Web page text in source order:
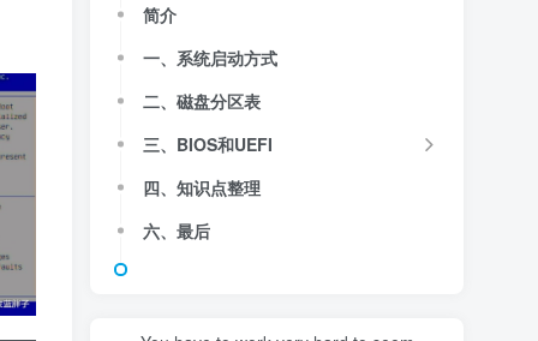
简介
一、系统启动方式
二、磁盘分区表
三、BIOS和UEFI
四、知识点整理
六、最后